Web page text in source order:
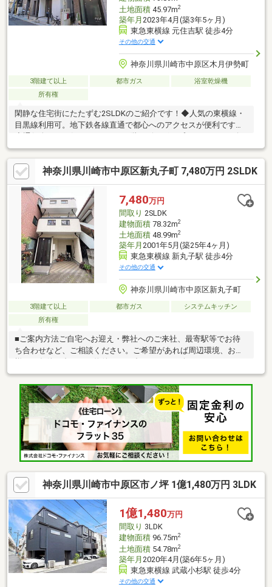
土地面積45.97m2
築年月 2023年4月(築3年5ヶ月)
東急東横線 元住吉駅 徒歩4分
その他の交通
神奈川県川崎市中原区木月伊勢町
3階建て以上 都市ガス
浴室乾燥機
所有権
閑静な住宅街にたたずむ2SLDKのご紹介です！◆人気の東横線・
目黒線利用可。地下鉄各線直通で都心へのアクセスが便利です！
保できます。リビング階段で家族とのつながりを大事にできま
す！◆玄関は自転車やベビーカーが乗り入れても余裕のある広
さ！◇1階部分のサービルルームは玄関と接続しており開放的で
す。応接室としてもぴったり！◆浴室はゆったり1818サイズ。洗
面所とともに窓付きで、湿気がこもりにく構造。◇2階と3階は両
面がバルコニーに接しており、通風・採光ともに良好です。◆窓
はペアガラスになっているため防音、断熱性に優れ快適です！
神奈川県川崎市中原区新丸子町 7,480万円 2SLDK
7,480万円
間取り 2SLDK
建物面積78.32m2
土地面積48.99m2
築年月 2001年5月(築25年4ヶ月)
東急東横線 新丸子駅 徒歩4分
その他の交通
神奈川県川崎市中原区新丸子町
3階建て以上 都市ガス
システムキッチン
所有権
■ご案内方法ご自宅へお迎え・弊社へのご来社、最寄駅等でお待
ち合わせなど、ご相談ください。ご希望があれば周辺環境、お客
その他、各種ご相談も承っております◎リフォームに関するご相
談◎住宅ローン、火災保険に関するご相談◎不動産の税金に関す
るご相談
神奈川県川崎市中原区市ノ坪 1億1,480万円 3LDK
1億1,480万円
間取り 3LDK
建物面積96.75m2
土地面積54.78m2
築年月 2020年4月(築6年5ヶ月)
東急東横線 武蔵小杉駅 徒歩4分
その他の交通